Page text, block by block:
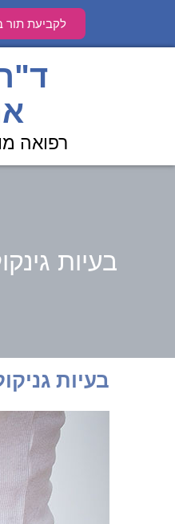
לקביעת תור
רפואה
בעיות
בעיות